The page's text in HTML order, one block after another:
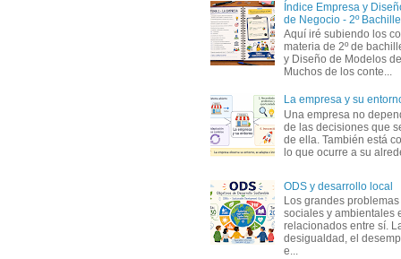
Índice Empresa y
de Negocio - 2º
Aquí iré subiendo los
materia de 2º de
y Diseño de Modelos
Muchos de los conte...
La empresa y su
Una empresa no
de las decisiones que
de ella. También está
lo que ocurre a su
ODS y desarrollo local
Los grandes
sociales y ambientales
relacionados entre sí.
desigualdad, el
e...